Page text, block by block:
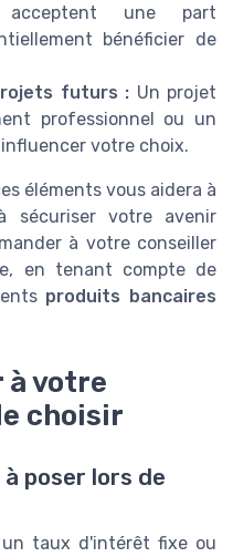
acceptent une part
bénéficier de
futurs : Un projet
professionnel ou un
votre choix.
éléments vous aidera à
votre avenir
à votre conseiller
en tenant compte de
produits bancaires
à votre
choisir
poser lors de
taux d'intérêt fixe ou